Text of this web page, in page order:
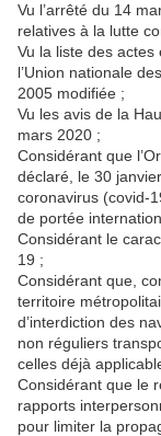
Vu l’arrêté du 14
relatives à la lutte
Vu la liste des
l’Union nationale
2005 modifiée ;
Vu les avis de la
mars 2020 ;
Considérant que
déclaré, le 30
coronavirus (covid-
de portée
Considérant le
19 ;
Considérant que,
territoire
d’interdiction des
non réguliers
celles déjà
Considérant que le
rapports
pour limiter la